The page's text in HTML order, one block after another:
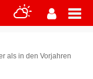
als in den Vorjahren